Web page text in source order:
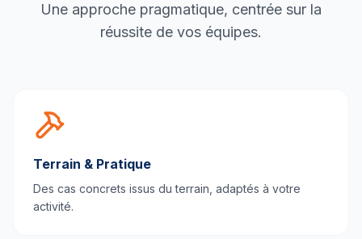
Une approche pragmatique, centrée sur la
réussite de vos équipes.
Terrain & Pratique
Des cas concrets issus du terrain, adaptés à votre
activité.